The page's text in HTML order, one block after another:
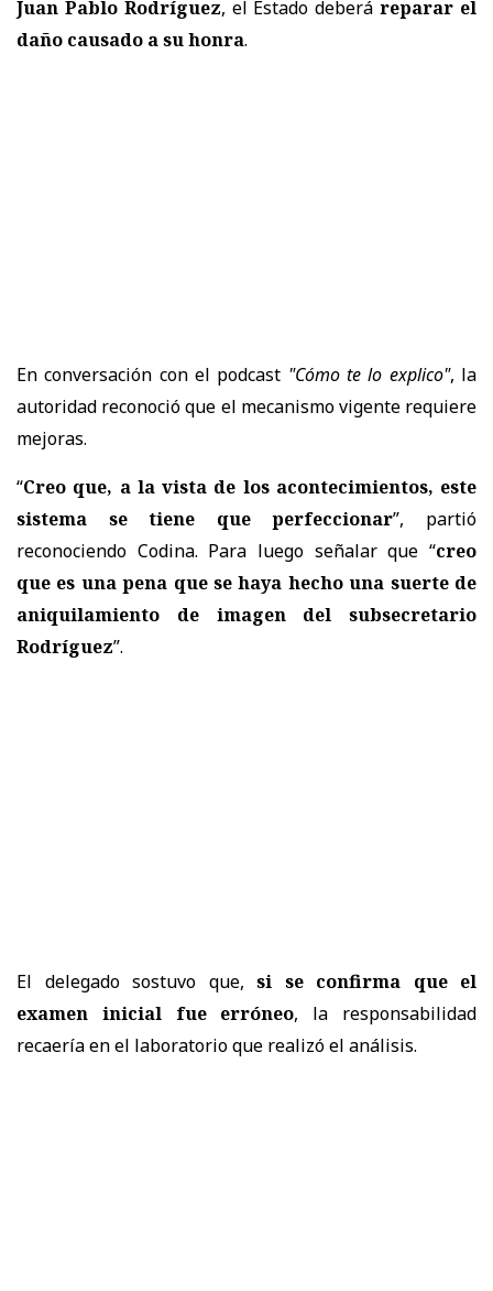
Juan Pablo Rodríguez, el Estado deberáreparar el
daño causado a su honra.
En conversación con el podcast "Cómo te lo explico", la
autoridad reconoció que el mecanismo vigente requiere
mejoras.
“Creo que, a la vista de los acontecimientos, este
sistema se tiene que perfeccionar”, partió
reconociendo Codina. Para luego señalar que “creo
que es una pena que se haya hecho una suerte de
aniquilamiento de imagen del subsecretario
Rodríguez”.
El delegado sostuvo que, si se confirma que el
examen inicial fue erróneo, la responsabilidad
recaería en el laboratorio que realizó el análisis.